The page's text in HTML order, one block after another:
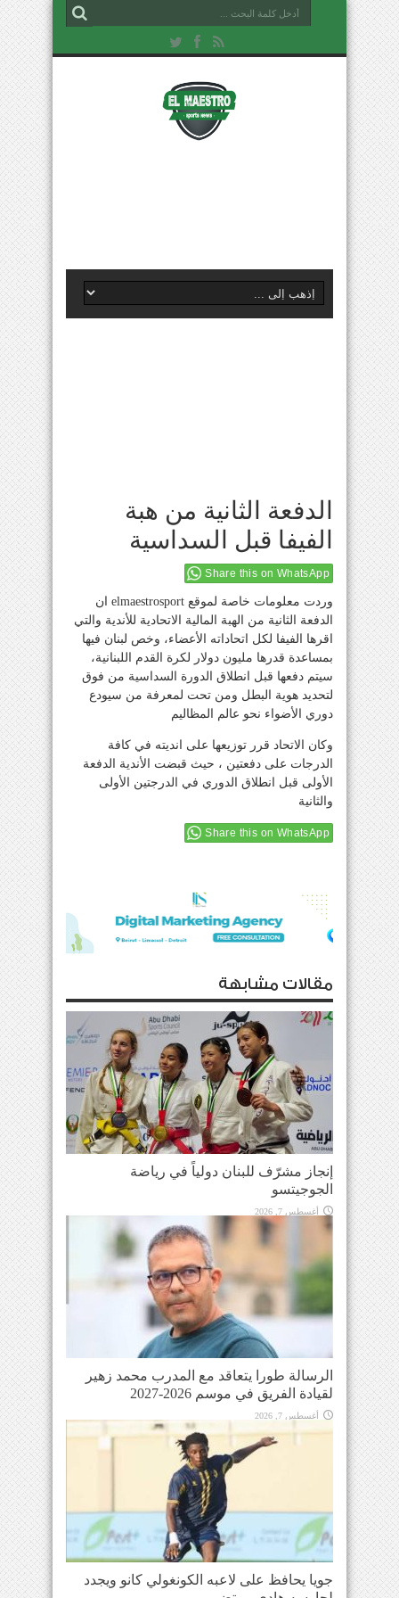
الدفعة الثانية من هبة
الفيفا قبل السداسية
Share this on WhatsApp
وردت معلومات خاصة لموقع elmaestrosport ان
الدفعة الثانية من الهبة المالية الاتحادية للأندية والتي
اقرها الفيفا لكل اتحاداته الأعضاء، وخص لبنان فيها
بمساعدة قدرها مليون دولار لكرة القدم اللبنانية،
سيتم دفعها قبل انطلاق الدورة السداسية من فوق
لتحديد هوية البطل ومن تحت لمعرفة من سيودع
دوري الأضواء نحو عالم المظاليم
وكان الاتحاد قرر توزيعها على انديته في كافة
الدرجات على دفعتين ، حيث قبضت الأندية الدفعة
الأولى قبل انطلاق الدوري في الدرجتين الأولى
والثانية
Share this on WhatsApp
مقالات مشابهة
إنجاز مشرّف للبنان دولياً في رياضة
الجوجيتسو
أغسطس 7, 2026
الرسالة طورا يتعاقد مع المدرب محمد زهير
لقيادة الفريق في موسم 2026-2027
أغسطس 7, 2026
جويا يحافظ على لاعبه الكونغولي كانو ويجدد